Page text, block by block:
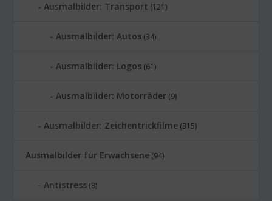
Ausmalbilder: Transport (121)
Ausmalbilder: Autos (34)
Ausmalbilder: Logos (61)
Ausmalbilder: Motorräder (9)
Ausmalbilder: Zeichentrickfilme (315)
Ausmalbilder für Erwachsene (94)
Antistress (8)